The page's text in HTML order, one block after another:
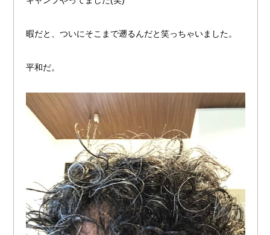
暇だと、ついにそこまで遡るんだと笑っちゃいました。
平和だ。